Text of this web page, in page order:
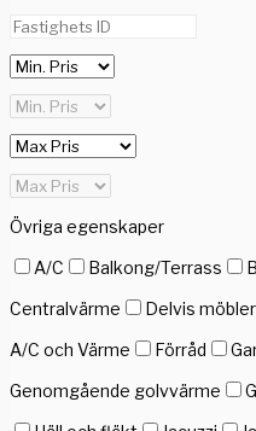
Övriga egenskaper
A/C
Balkong/Terrass
Centralvärme
Delvis
A/C och Värme
Förråd
Genomgående golvvärme